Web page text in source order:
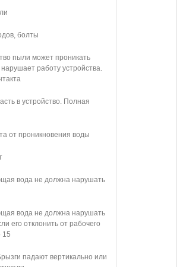
болты
пыли может проникать
работу устройства.
в устройство. Полная
от проникновения воды
вода не должна нарушать
вода не должна нарушать
его отклонить от рабочего
15
падают вертикально или